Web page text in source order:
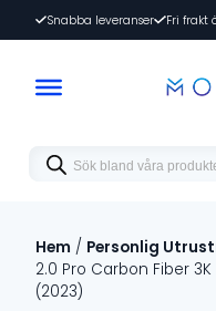
Snabba leveranser Fri frakt
Products
search
Hem / Personlig
2.0 Pro Carbon Fiber
(2023)